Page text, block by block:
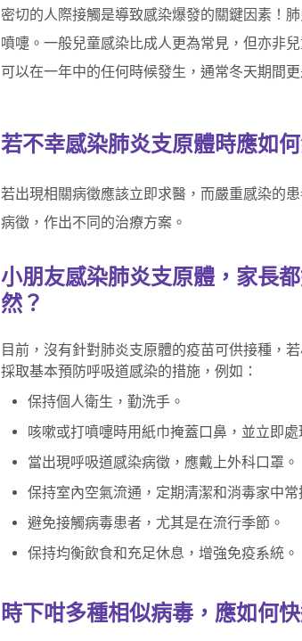
密切的人際接觸是導致感染爆發的關鍵因素！
噴嚏。一般兒童感染比成人更為常見，但亦非
可以在一年中的任何時候發生，通常冬天期間更
若不幸感染肺炎支原體時應如
若出現相關病徵應該立即求醫，而嚴重感染的
病徵，作出不同的治療方案。
小朋友感染肺炎支原體，家長
然？
目前，沒有針對肺炎支原體的疫苗可供接種，
採取基本預防呼吸道感染的措施，例如：
保持個人衛生，勤洗手。
咳嗽或打噴嚏時用紙巾掩蓋口鼻，並立即處
當出現呼吸道感染病徵，應戴上外科口罩。
保持室內空氣流通，定期清潔和消毒家中常
避免接觸病毒患者，尤其是在流行季節。
保持均衡飲食和充足休息，增強免疫系統。
時下咁多種相似病毒，應如何